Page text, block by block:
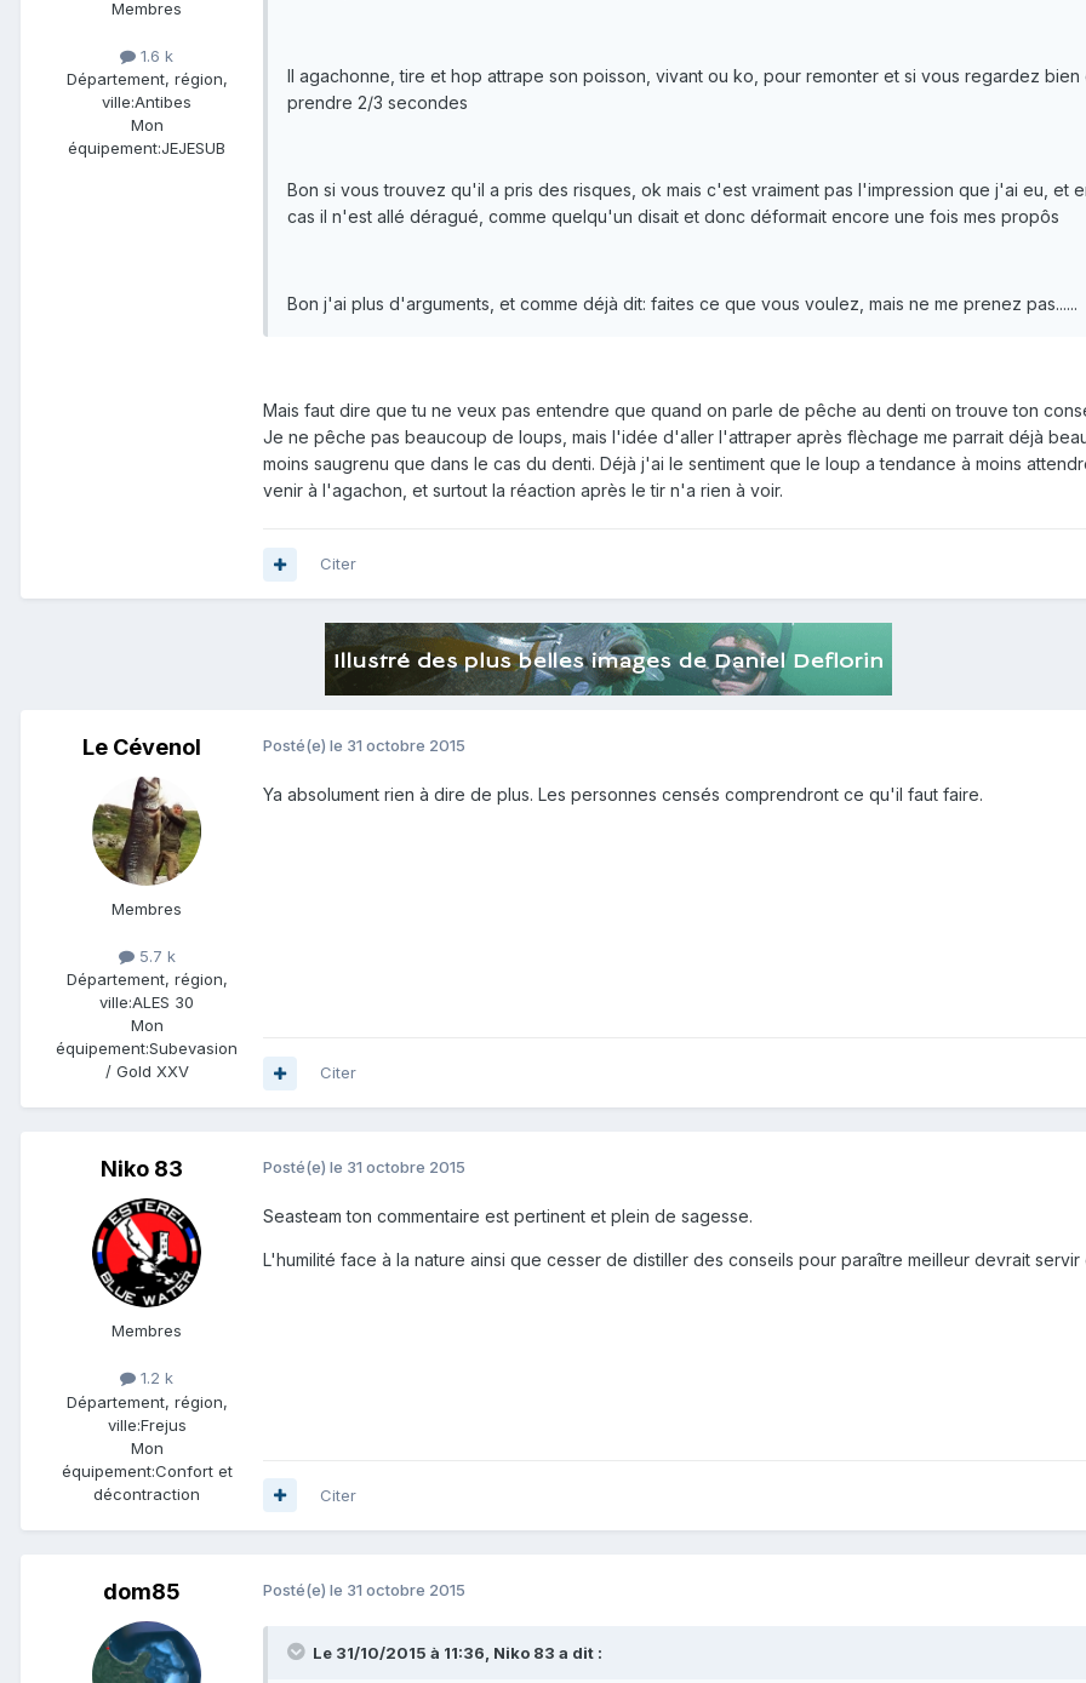
Membres
1.6 k
Département, région,
ville:Antibes
Mon
équipement:JEJESUB
Il agachonne, tire et hop attrape son poisson, vivant ou ko, pour remonter et si vous regardez bien
prendre 2/3 secondes
Bon si vous trouvez qu'il a pris des risques, ok mais c'est vraiment pas l'impression que j'ai eu, et
cas il n'est allé déragué, comme quelqu'un disait et donc déformait encore une fois mes propôs
Bon j'ai plus d'arguments, et comme déjà dit: faites ce que vous voulez, mais ne me prenez pas......
Mais faut dire que tu ne veux pas entendre que quand on parle de pêche au denti on trouve ton
Je ne pêche pas beaucoup de loups, mais l'idée d'aller l'attraper après flèchage me parrait déjà
moins saugrenu que dans le cas du denti. Déjà j'ai le sentiment que le loup a tendance à moins
venir à l'agachon, et surtout la réaction après le tir n'a rien à voir.
Citer
Le Cévenol
Membres
5.7 k
Département, région,
ville:ALES 30
Mon
équipement:Subevasion
/ Gold XXV
Posté(e) le 31 octobre 2015
Ya absolument rien à dire de plus. Les personnes censés comprendront ce qu'il faut faire.
Citer
Niko 83
Membres
1.2 k
Département, région,
ville:Frejus
Mon
équipement:Confort et
décontraction
Posté(e) le 31 octobre 2015
Seasteam ton commentaire est pertinent et plein de sagesse.
L'humilité face à la nature ainsi que cesser de distiller des conseils pour paraître meilleur devrait
Citer
dom85 Posté(e) le 31 octobre 2015
Le 31/10/2015 à 11:36, Niko 83 a dit :